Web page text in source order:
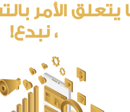
يتعلق الأمر
، نبدع!